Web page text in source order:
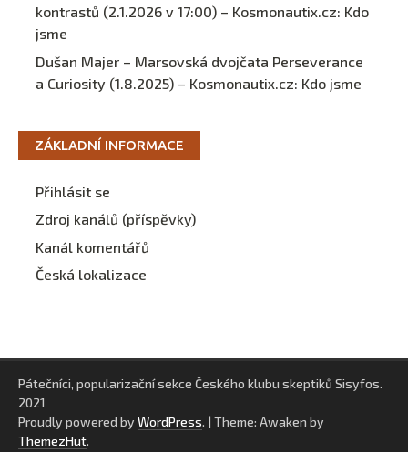
kontrastů (2.1.2026 v 17:00) – Kosmonautix.cz: Kdo
jsme
Dušan Majer – Marsovská dvojčata Perseverance
a Curiosity (1.8.2025) – Kosmonautix.cz: Kdo jsme
ZÁKLADNÍ INFORMACE
Přihlásit se
Zdroj kanálů (příspěvky)
Kanál komentářů
Česká lokalizace
Pátečníci, popularizační sekce Českého klubu skeptiků Sisyfos.
2021
Proudly powered by WordPress. | Theme: Awaken by
ThemezHut.